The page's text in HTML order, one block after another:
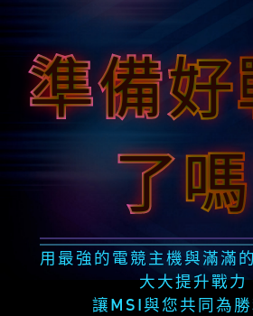
準備好
了
用最強的電競主機與滿滿
大大提升戰力
讓MSI與您共同為